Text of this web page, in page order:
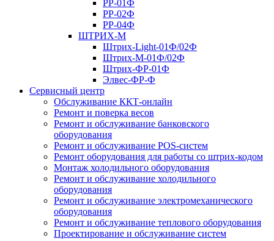
РР-01Ф
РР-02Ф
РР-04Ф
ШТРИХ-М
Штрих-Light-01Ф/02Ф
Штрих-М-01Ф/02Ф
Штрих-ФР-01Ф
Элвес-ФР-Ф
Сервисный центр
Обслуживание ККТ-онлайн
Ремонт и поверка весов
Ремонт и обслуживание банковского
оборудования
Ремонт и обслуживание POS-систем
Ремонт оборудования для работы со штрих-кодом
Монтаж холодильного оборудования
Ремонт и обслуживание холодильного
оборудования
Ремонт и обслуживание электромеханического
оборудования
Ремонт и обслуживание теплового оборудования
Проектирование и обслуживание систем